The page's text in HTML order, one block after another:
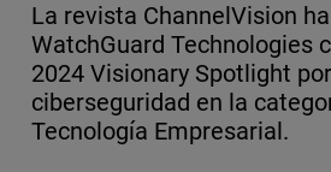
La revista ChannelVision
WatchGuard Technologies
2024 Visionary Spotlight
ciberseguridad en la
Tecnología Empresarial.